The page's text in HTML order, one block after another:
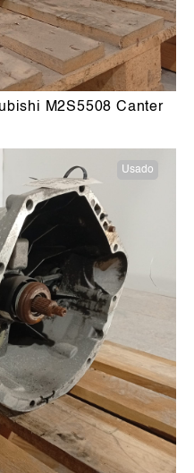
M2S5508 Canter
Usado